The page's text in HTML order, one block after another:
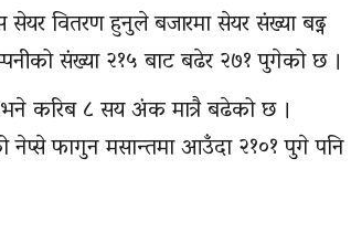
वितरण हुनुले बजारमा सेयर संख्या बढ्न
संख्या २१५ बाट बढेर २७१ पुगेको छ ।
करिब ८ सय अंक मात्रै बढेको छ ।
फागुन मसान्तमा आउँदा २१०१ पुगे पनि